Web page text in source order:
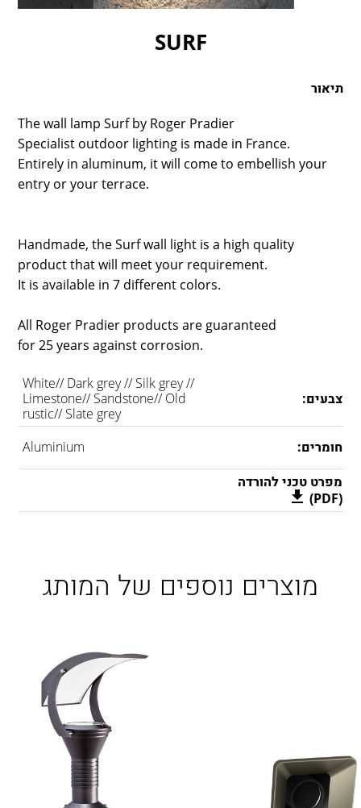
LAMBERT & FILS
PORSCHE
TOBIAS GRAU
GROK
SURF
תיאור
The wall lamp Surf by Roger Pradier
Specialist outdoor lighting is made in France.
Entirely in aluminum, it will come to embellish your
entry or your terrace.
Handmade, the Surf wall light is a high quality
product that will meet your requirement.
It is available in 7 different colors.
All Roger Pradier products are guaranteed
for 25 years against corrosion.
צבעים:
White// Dark grey // Silk grey //
Limestone// Sandstone// Old
rustic// Slate grey
חומרים:
Aluminium
מפרט טכני להורדה
(PDF)
מוצרים נוספים של המותג